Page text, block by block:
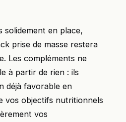
solidement en place,
prise de masse restera
Les compléments ne
à partir de rien : ils
déjà favorable en
vos objectifs nutritionnels
vos